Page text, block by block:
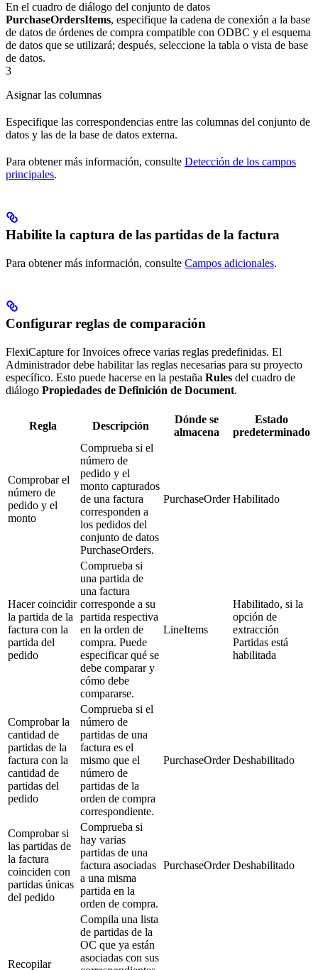
En el cuadro de diálogo del conjunto de datos
PurchaseOrdersItems, especifique la cadena de conexión a la base
de datos de órdenes de compra compatible con ODBC y el esquema
de datos que se utilizará; después, seleccione la tabla o vista de base
de datos.
3
Asignar las columnas
Especifique las correspondencias entre las columnas del conjunto de
datos y las de la base de datos externa.
Para obtener más información, consulte Detección de los campos
principales.
Habilite la captura de las partidas de la factura
Para obtener más información, consulte Campos adicionales.
Configurar reglas de comparación
FlexiCapture for Invoices ofrece varias reglas predefinidas. El
Administrador debe habilitar las reglas necesarias para su proyecto
específico. Esto puede hacerse en la pestaña Rules del cuadro de
diálogo Propiedades de Definición de Document.
Regla Descripción
Dónde se
almacena
Estado
predeterminado
Comprobar el
número de
pedido y el
monto
Comprueba si el
número de
pedido y el
monto capturados
de una factura
corresponden a
los pedidos del
conjunto de datos
PurchaseOrders.
PurchaseOrder Habilitado
Hacer coincidir
la partida de la
factura con la
partida del
pedido
Comprueba si
una partida de
una factura
corresponde a su
partida respectiva
en la orden de
compra. Puede
especificar qué se
debe comparar y
cómo debe
compararse.
LineItems
Habilitado, si la
opción de
extracción
Partidas está
habilitada
Comprobar la
cantidad de
partidas de la
factura con la
cantidad de
partidas del
pedido
Comprueba si el
número de
partidas de una
factura es el
mismo que el
número de
partidas de la
orden de compra
correspondiente.
PurchaseOrder Deshabilitado
Comprobar si
las partidas de
la factura
coinciden con
partidas únicas
del pedido
Comprueba si
hay varias
partidas de una
factura asociadas
a una misma
partida en la
orden de compra.
PurchaseOrder Deshabilitado
Recopilar
Compila una lista
de partidas de la
OC que ya están
asociadas con sus